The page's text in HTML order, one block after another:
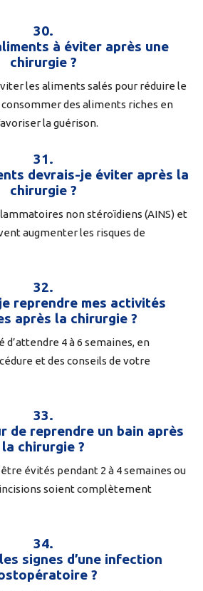
30.
à éviter après une
chirurgie ?
les aliments salés pour réduire le
des aliments riches en
la guérison.
31.
devrais-je éviter après la
chirurgie ?
non stéroïdiens (AINS) et
augmenter les risques de
32.
reprendre mes activités
après la chirurgie ?
d’attendre 4 à 6 semaines, en
et des conseils de votre
33.
de reprendre un bain après
la chirurgie ?
évités pendant 2 à 4 semaines ou
incisions soient complètement
34.
signes d’une infection
?